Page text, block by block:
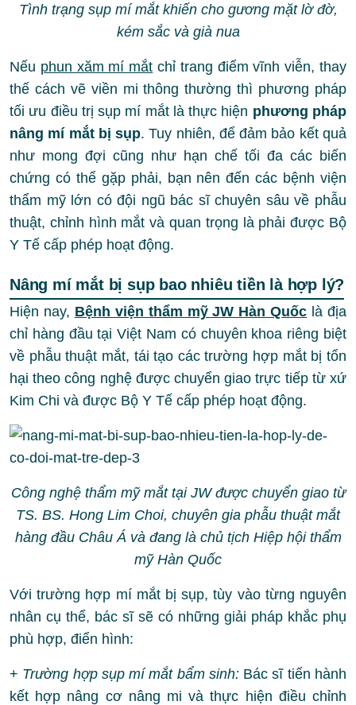
Tình trạng sụp mí mắt khiến cho gương mặt lờ đờ,
kém sắc và già nua
Nếu phun xăm mí mắt chỉ trang điểm vĩnh viễn, thay
thế cách vẽ viền mi thông thường thì phương pháp
tối ưu điều trị sụp mí mắt là thực hiện phương pháp
nâng mí mắt bị sụp. Tuy nhiên, để đảm bảo kết quả
như mong đợi cũng như hạn chế tối đa các biến
chứng có thể gặp phải, bạn nên đến các bệnh viện
thẩm mỹ lớn có đội ngũ bác sĩ chuyên sâu về phẫu
thuật, chỉnh hình mắt và quan trọng là phải được Bộ
Y Tế cấp phép hoạt động.
Nâng mí mắt bị sụp bao nhiêu tiền là hợp lý?
Hiện nay, Bệnh viện thẩm mỹ JW Hàn Quốc là địa
chỉ hàng đầu tại Việt Nam có chuyên khoa riêng biệt
về phẫu thuật mắt, tái tạo các trường hợp mắt bị tổn
hại theo công nghệ được chuyển giao trực tiếp từ xứ
Kim Chi và được Bộ Y Tế cấp phép hoạt động.
Công nghệ thẩm mỹ mắt tại JW được chuyển giao từ
TS. BS. Hong Lim Choi, chuyên gia phẫu thuật mắt
hàng đầu Châu Á và đang là chủ tịch Hiệp hội thẩm
mỹ Hàn Quốc
Với trường hợp mí mắt bị sụp, tùy vào từng nguyên
nhân cụ thể, bác sĩ sẽ có những giải pháp khắc phụ
phù hợp, điển hình:
+ Trường hợp sụp mí mắt bẩm sinh:Bác sĩ tiến hành
kết hợp nâng cơ nâng mi và thực hiện điều chỉnh